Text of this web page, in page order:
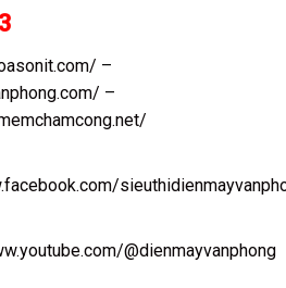
–
–
@dienmayvanphong